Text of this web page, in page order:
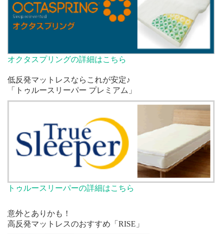
オクタスプリングの詳細はこちら
低反発マットレスならこれが安定♪
「トゥルースリーパー プレミアム」
トゥルースリーパーの詳細はこちら
意外とありかも！
高反発マットレスのおすすめ「RISE」